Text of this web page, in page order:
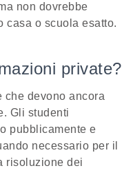
non dovrebbe
casa o scuola esatto.
private?
che devono ancora
Gli studenti
pubblicamente e
necessario per il
risoluzione dei